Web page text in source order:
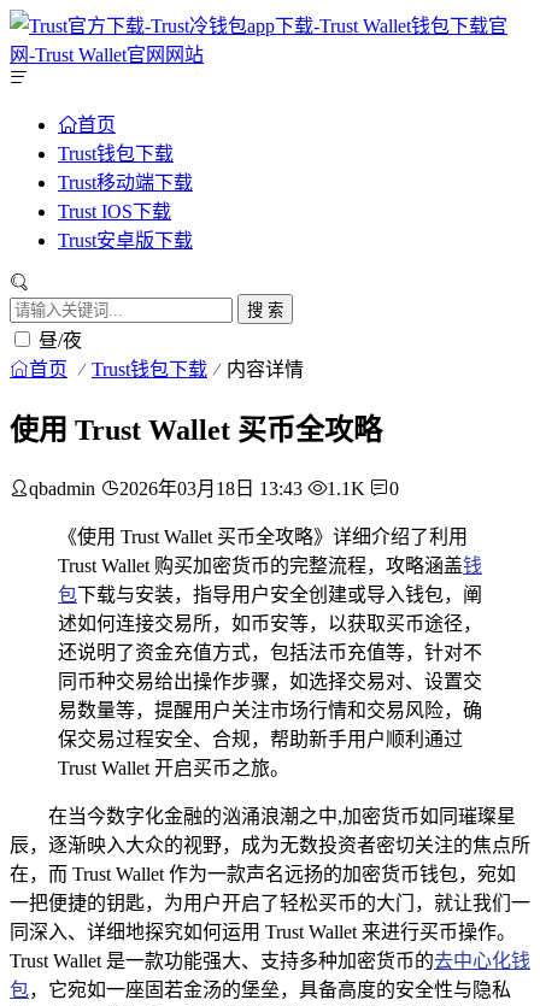
首页
Trust钱包下载
Trust移动端下载
Trust IOS下载
Trust安卓版下载
搜 索
昼/夜
首页 Trust钱包下载 内容详情
使用 Trust Wallet 买币全攻略
qbadmin 2026年03月18日 13:43 1.1K 0
《使用 Trust Wallet 买币全攻略》详细介绍了利用
Trust Wallet 购买加密货币的完整流程，攻略涵盖钱
包下载与安装，指导用户安全创建或导入钱包，阐
述如何连接交易所，如币安等，以获取买币途径，
还说明了资金充值方式，包括法币充值等，针对不
同币种交易给出操作步骤，如选择交易对、设置交
易数量等，提醒用户关注市场行情和交易风险，确
保交易过程安全、合规，帮助新手用户顺利通过
Trust Wallet 开启买币之旅。
在当今数字化金融的汹涌浪潮之中,加密货币如同璀璨星
辰，逐渐映入大众的视野，成为无数投资者密切关注的焦点所
在，而 Trust Wallet 作为一款声名远扬的加密货币钱包，宛如
一把便捷的钥匙，为用户开启了轻松买币的大门，就让我们一
同深入、详细地探究如何运用 Trust Wallet 来进行买币操作。
Trust Wallet 是一款功能强大、支持多种加密货币的去中心化钱
包，它宛如一座固若金汤的堡垒，具备高度的安全性与隐私